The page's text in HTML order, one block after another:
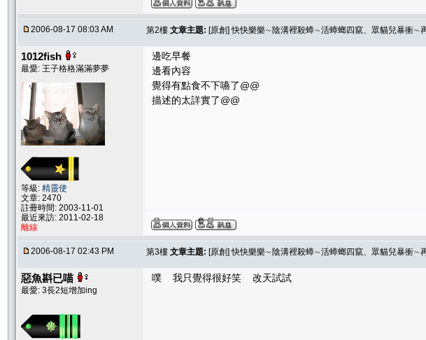
2006-08-17 08:03 AM 第2樓 文章主題: [原創] 快快樂樂∼陰溝裡殺蟑∼活蟑螂四竄、眾貓兒暴衝∼
1012fish
最愛: 王子格格滿滿夢夢
等級: 精靈使
文章: 2470
註冊時間: 2003-11-01
最近來訪: 2011-02-18
離線
邊吃早餐
邊看內容
覺得有點食不下嚥了@@
描述的太詳實了@@
2006-08-17 02:43 PM 第3樓 文章主題: [原創] 快快樂樂∼陰溝裡殺蟑∼活蟑螂四竄、眾貓兒暴衝∼
惡魚斟已喵
最愛: 3長2短增加ing
噗 我只覺得很好笑 改天試試